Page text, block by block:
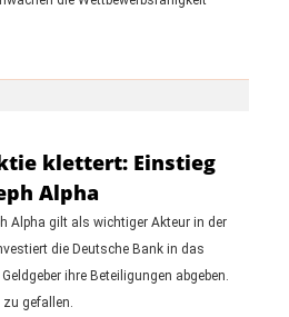
klettert: Einstieg
Alpha
Alpha gilt als wichtiger Akteur in der
die Deutsche Bank in das
ihre Beteiligungen abgeben.
zu gefallen.